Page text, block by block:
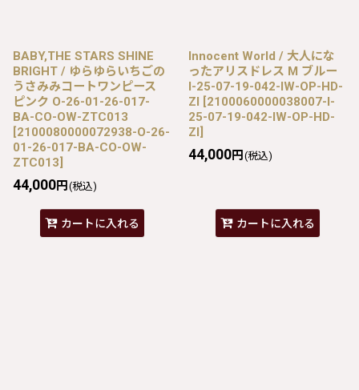
BABY,THE STARS SHINE
BRIGHT / ゆらゆらいちごの
うさみみコートワンピース
ピンク O-26-01-26-017-
BA-CO-OW-ZTC013
[2100080000072938-O-26-
01-26-017-BA-CO-OW-
ZTC013]
44,000円 (税込)
カートに入れる
Innocent World / 大人にな
ったアリスドレス M ブルー
I-25-07-19-042-IW-OP-HD-
ZI [2100060000038007-I-
25-07-19-042-IW-OP-HD-
ZI]
44,000円 (税込)
カートに入れる